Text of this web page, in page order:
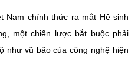
Nam chính thức ra mắt Hệ sinh
một chiến lược bắt buộc phải
như vũ bão của công nghệ hiện